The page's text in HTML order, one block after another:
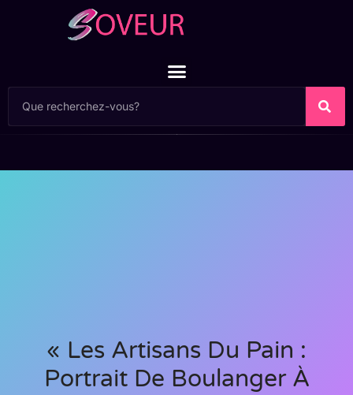
« Les Artisans Du Pain :
Portrait De Boulanger À